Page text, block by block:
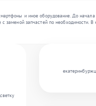
и иное оборудование. До
заменой запчастей по необходимости. В